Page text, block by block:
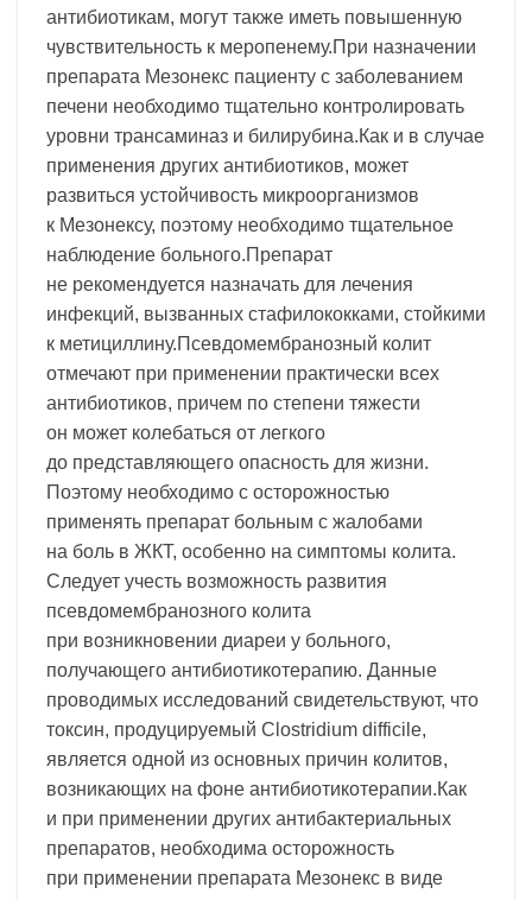
антибиотикам, могут также иметь повышенную
чувствительность к меропенему.При назначении
препарата Мезонекс пациенту с заболеванием
печени необходимо тщательно контролировать
уровни трансаминаз и билирубина.Как и в случае
применения других антибиотиков, может
развиться устойчивость микроорганизмов
к Мезонексу, поэтому необходимо тщательное
наблюдение больного.Препарат
не рекомендуется назначать для лечения
инфекций, вызванных стафилококками, стойкими
к метициллину.Псевдомембранозный колит
отмечают при применении практически всех
антибиотиков, причем по степени тяжести
он может колебаться от легкого
до представляющего опасность для жизни.
Поэтому необходимо с осторожностью
применять препарат больным с жалобами
на боль в ЖКТ, особенно на симптомы колита.
Следует учесть возможность развития
псевдомембранозного колита
при возникновении диареи у больного,
получающего антибиотикотерапию. Данные
проводимых исследований свидетельствуют, что
токсин, продуцируемый Clostridium difficile,
является одной из основных причин колитов,
возникающих на фоне антибиотикотерапии.Как
и при применении других антибактериальных
препаратов, необходима осторожность
при применении препарата Мезонекс в виде